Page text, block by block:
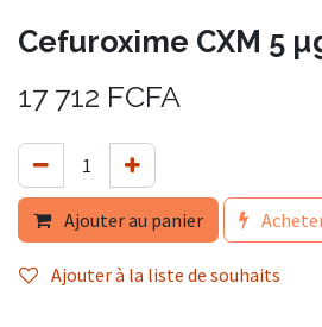
Cefuroxime CXM 5
17 712 FCFA
Ajouter au panier
Ajouter à la liste de souhaits